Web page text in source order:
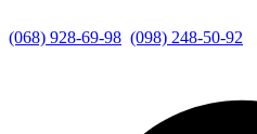
(068) 928-69-98 (098) 248-50-92